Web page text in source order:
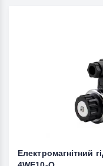
Електромагнітний